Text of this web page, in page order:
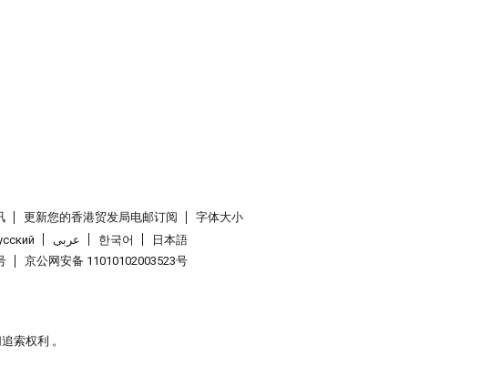
更新您的香港贸发局电邮订阅
字体大小
عربى 한국어
日本語
京公网安备 11010102003523号
索权利 。